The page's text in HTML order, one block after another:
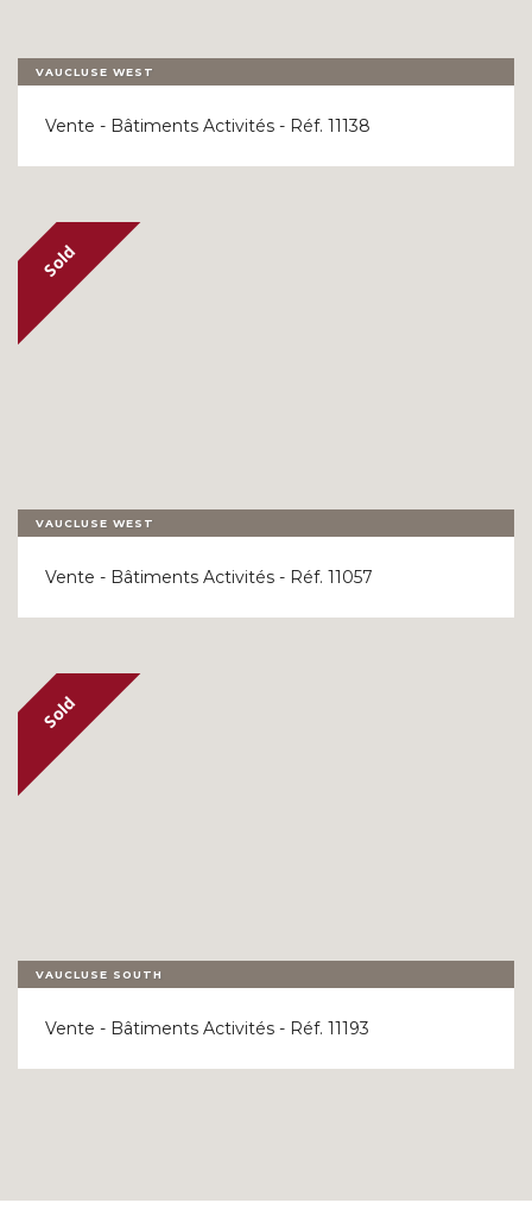
VAUCLUSE WEST
Vente - Bâtiments Activités - Réf. 11138
VAUCLUSE WEST
Vente - Bâtiments Activités - Réf. 11057
VAUCLUSE SOUTH
Vente - Bâtiments Activités - Réf. 11193